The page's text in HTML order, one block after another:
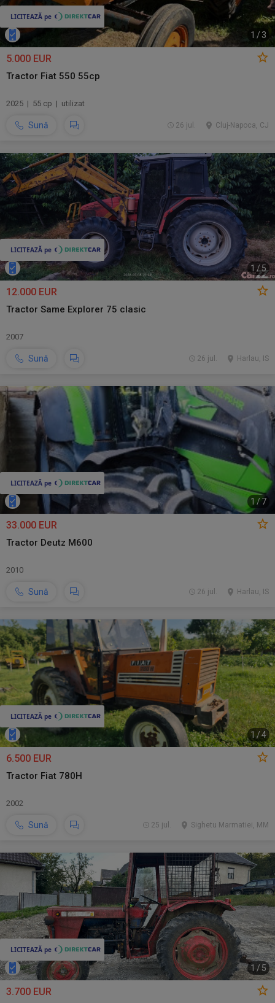
1 /3
5.000 EUR
Tractor Fiat 550 55cp
2025 | 55 cp | utilizat
Sună Cluj-Napoca, CJ
26 jul.
1 /5
12.000 EUR
Tractor Same Explorer 75 clasic
2007
Sună Harlau, IS
26 jul.
1 /7
33.000 EUR
Tractor Deutz M600
2010
Sună Harlau, IS
26 jul.
1 /4
6.500 EUR
Tractor Fiat 780H
2002
Sună Sighetu Marmatiei, MM
25 jul.
1 /5
3.700 EUR